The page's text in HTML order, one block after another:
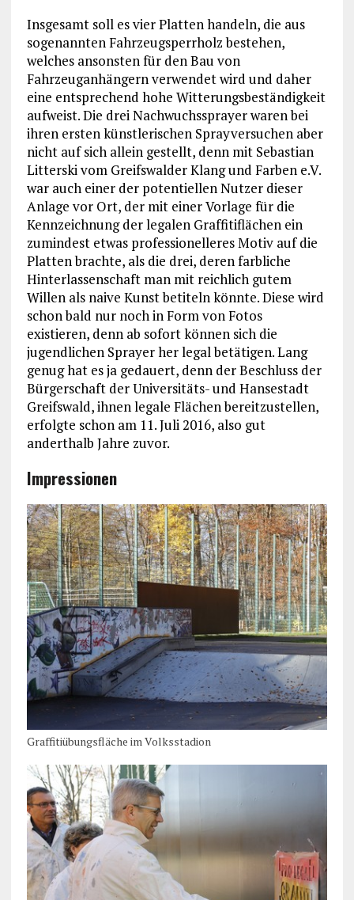
Insgesamt soll es vier Platten handeln, die aus
sogenannten Fahrzeugsperrholz bestehen,
welches ansonsten für den Bau von
Fahrzeuganhängern verwendet wird und daher
eine entsprechend hohe Witterungsbeständigkeit
aufweist. Die drei Nachwuchssprayer waren bei
ihren ersten künstlerischen Sprayversuchen aber
nicht auf sich allein gestellt, denn mit Sebastian
Litterski vom Greifswalder Klang und Farben e.V.
war auch einer der potentiellen Nutzer dieser
Anlage vor Ort, der mit einer Vorlage für die
Kennzeichnung der legalen Graffitiflächen ein
zumindest etwas professionelleres Motiv auf die
Platten brachte, als die drei, deren farbliche
Hinterlassenschaft man mit reichlich gutem
Willen als naive Kunst betiteln könnte. Diese wird
schon bald nur noch in Form von Fotos
existieren, denn ab sofort können sich die
jugendlichen Sprayer her legal betätigen. Lang
genug hat es ja gedauert, denn der Beschluss der
Bürgerschaft der Universitäts- und Hansestadt
Greifswald, ihnen legale Flächen bereitzustellen,
erfolgte schon am 11. Juli 2016, also gut
anderthalb Jahre zuvor.
Impressionen
Graffitiübungsfläche im Volksstadion